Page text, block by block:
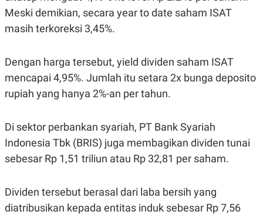
C
A
E
L
E
S
I
D
L
A
N
A
N
A
N
T
A
K
K
I
N
J
A
E
M
N
Meski demikian, secara year to date saham ISAT
masih terkoreksi 3,45%.
Dengan harga tersebut, yield dividen saham ISAT
mencapai 4,95%. Jumlah itu setara 2x bunga deposito
rupiah yang hanya 2%-an per tahun.
Di sektor perbankan syariah, PT Bank Syariah
Indonesia Tbk (BRIS) juga membagikan dividen tunai
sebesar Rp 1,51 triliun atau Rp 32,81 per saham.
Dividen tersebut berasal dari laba bersih yang
diatribusikan kepada entitas induk sebesar Rp 7,56